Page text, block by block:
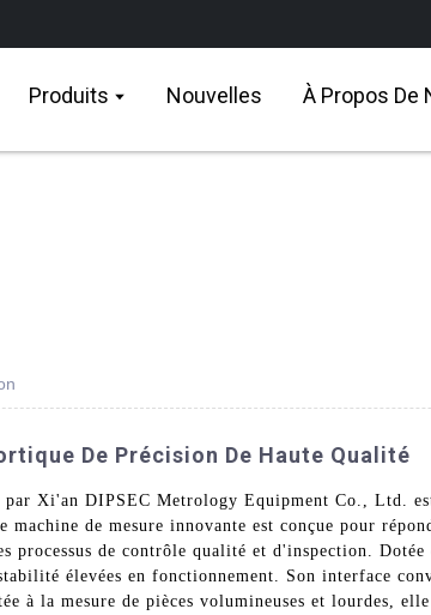
Produits Nouvelles À Propos De
De Précision De Haute Qualité
Xi'an DIPSEC Metrology Equipment Co., Ltd.
de mesure innovante est conçue pour
de contrôle qualité et d'inspection. Dotée
élevées en fonctionnement. Son interface
à la mesure de pièces volumineuses et lourdes,